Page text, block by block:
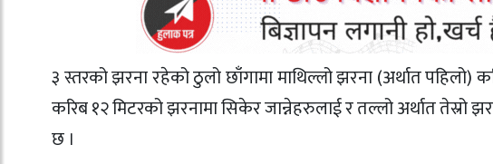
३ स्तरको झरना रहेको ठुलो छाँगामा माथिल्लो झरना (अर्थात
करिब १२ मिटरको झरनामा सिकेर जान्नेहरुलाई र तल्लो अर्थात तेस्रो
छ ।